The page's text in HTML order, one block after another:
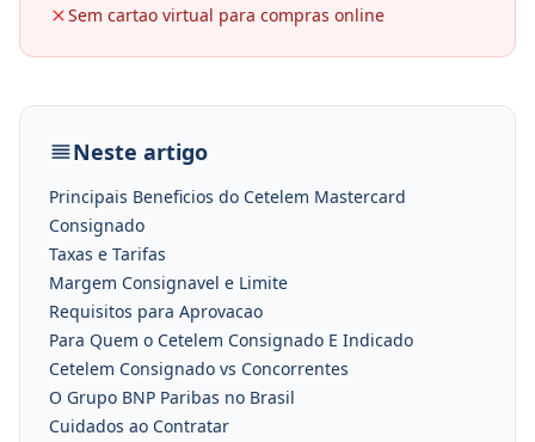
Sem cartao virtual para compras online
Neste artigo
Principais Beneficios do Cetelem Mastercard
Consignado
Taxas e Tarifas
Margem Consignavel e Limite
Requisitos para Aprovacao
Para Quem o Cetelem Consignado E Indicado
Cetelem Consignado vs Concorrentes
O Grupo BNP Paribas no Brasil
Cuidados ao Contratar